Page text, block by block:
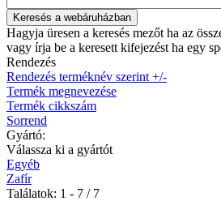
Hagyja üresen a keresés mezőt ha az
vagy írja be a keresett kifejezést ha egy
Rendezés
Rendezés terméknév szerint +/-
Termék megnevezése
Termék cikkszám
Sorrend
Gyártó:
Válassza ki a gyártót
Egyéb
Zafír
Találatok: 1 - 7 / 7